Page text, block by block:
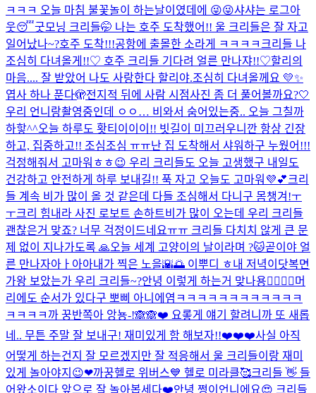
ㅋㅋㅋ 오늘 마침 불꽃놀이 하는날이였데에 😜😜샤샤는 로그아
웃😴굿모닝 크리들🤭 나는 호주 도착했어!! 울 크리들은 잘 자고
일어났나~?호주 도착!!!공항에 출몰한 소라게 ㅋㅋㅋㅋ 크리들 나
조심히 다녀올게!!♡ 호주 크리들 기다려 얼른 만나쟈!!♡할리의
마음.... 잘 받았어 나도 사랑한다 할리야.조심히 다녀올께요 💛✨
엽사 하나 푼다🫣전지적 뒤에 사람 시점사진 좀 더 풀어볼까요?🤍
우리 언니랑촬영중인데 ㅇㅇ… 비와서 숨어있는중.. 오늘 그칠까
하핳^^오늘 하루도 홧티이이이!! 빗길이 미끄러우니깐 항상 긴장
하고, 집중하고!! 조심조심 ㅠㅠ난 집 도착해서 샤워하구 누웠어!!!
걱정해줘서 고마워ㅎㅎ😉 우리 크리들도 오늘 고생했구 내일도
건강하고 안전하게 하루 보내길!! 푹 자고 오늘도 고마워💜💕 크리
들 계속 비가 많이 올 것 같은데 다들 조심해서 다니구 몸챙겨!ㅜ
ㅜ크리 힘내라 사진 로보트 손하트비가 많이 오는데 우리 크리들
괜찮은거 맞죠? 너무 걱정이드네요ㅠㅠ 크리들 다치치 않게 큰 문
제 없이 지나가도록 🙏오늘 세계 고양이의 날이라며 ?🐱곧이야 얼
른 만나자아ㅏ아아내가 찍은 노을🌇🌅 이뿌디 ㅎ내 저녁이닷복면
가왕 보았는가 우리 크리들~?안녕 이렇게 하는거 맞나용👉🏻👈🏻머
리에도 순서가 있다구 뽀삐 아니에염 ㅋㅋㅋㅋㅋㅋㅋㅋㅋㅋㅋㅋ
ㅋㅋㅋㅋ 까 꿍반쪽아 앙뇽-!🙈🙈❤️ 요롷게 얘기 할려니까 또 새롭
네.. 무튼 주말 잘 보내구! 재미있게 함 해보자!!❤️❤️❤️사실 아직
어떻게 하는건지 잘 모르겠지만 잘 적응해서 울 크리들이랑 재미
있게 놀아야지😉❤까꿍헬로 위버스💙 헬로 미라클🥰크리들 👋 들
어왔소이다 앞으로 잘 놀아봅세다❤️안녕 쩡이언니에요😍 크리들